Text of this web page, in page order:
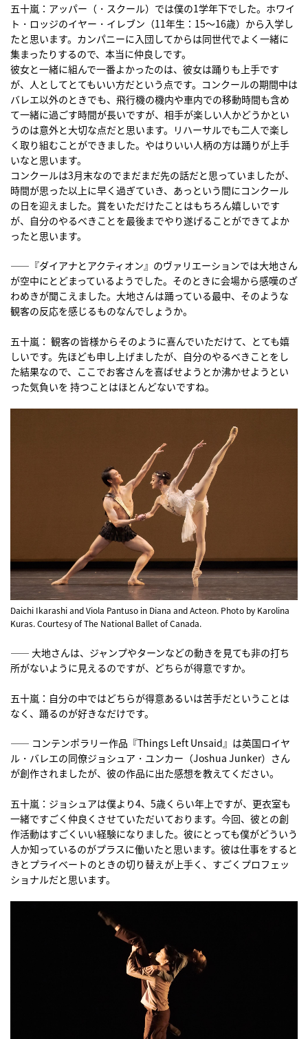
五十嵐：アッパー（・スクール）では僕の1学年下でした。ホワイ
ト・ロッジのイヤー・イレブン（11年生：15〜16歳）から入学し
たと思います。カンパニーに入団してからは同世代でよく一緒に
集まったりするので、本当に仲良しです。
彼女と一緒に組んで一番よかったのは、彼女は踊りも上手です
が、人としてとてもいい方だという点です。コンクールの期間中は
バレエ以外のときでも、飛行機の機内や車内での移動時間も含め
て一緒に過ごす時間が長いですが、相手が楽しい人かどうかとい
うのは意外と大切な点だと思います。リハーサルでも二人で楽し
く取り組むことができました。やはりいい人柄の方は踊りが上手
いなと思います。
コンクールは3月末なのでまだまだ先の話だと思っていましたが、
時間が思った以上に早く過ぎていき、あっという間にコンクール
の日を迎えました。賞をいただけたことはもちろん嬉しいです
が、自分のやるべきことを最後までやり遂げることができてよか
ったと思います。
――『ダイアナとアクティオン』のヴァリエーションでは大地さん
が空中にとどまっているようでした。そのときに会場から感嘆のざ
わめきが聞こえました。大地さんは踊っている最中、そのような
観客の反応を感じるものなんでしょうか。
五十嵐： 観客の皆様からそのように喜んでいただけて、とても嬉
しいです。先ほども申し上げましたが、自分のやるべきことをし
た結果なので、ここでお客さんを喜ばせようとか沸かせようとい
った気負いを 持つことはほとんどないですね。
Daichi Ikarashi and Viola Pantuso in Diana and Acteon. Photo by Karolina
Kuras. Courtesy of The National Ballet of Canada.
―― 大地さんは、ジャンプやターンなどの動きを見ても非の打ち
所がないように見えるのですが、どちらが得意ですか。
五十嵐：自分の中ではどちらが得意あるいは苦手だということは
なく、踊るのが好きなだけです。
―― コンテンポラリー作品『Things Left Unsaid』は英国ロイヤ
ル・バレエの同僚ジョシュア・ユンカー（Joshua Junker）さん
が創作されましたが、彼の作品に出た感想を教えてください。
五十嵐：ジョシュアは僕より4、5歳くらい年上ですが、更衣室も
一緒ですごく仲良くさせていただいております。今回、彼との創
作活動はすごくいい経験になりました。彼にとっても僕がどういう
人か知っているのがプラスに働いたと思います。彼は仕事をすると
きとプライベートのときの切り替えが上手く、すごくプロフェッ
ショナルだと思います。